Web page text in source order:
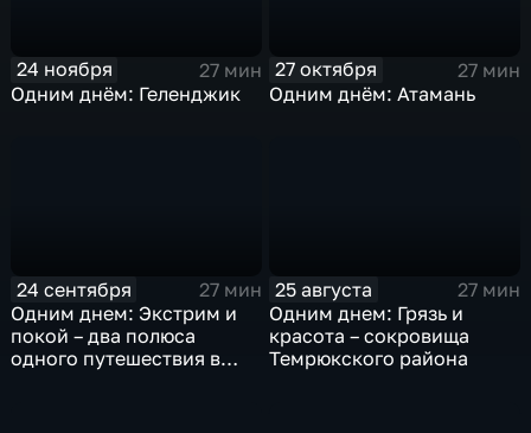
24 ноября
27 мин
Одним днём: Геленджик
27 октября
27 мин
Одним днём: Атамань
24 сентября
27 мин
Одним днем: Экстрим и
покой – два полюса
одного путешествия в
25 августа
27 мин
Одним днем: Грязь и
красота – сокровища
Темрюкского района